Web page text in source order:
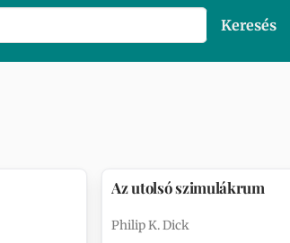
Keresés
Az utolsó szimulákrum
Philip K. Dick